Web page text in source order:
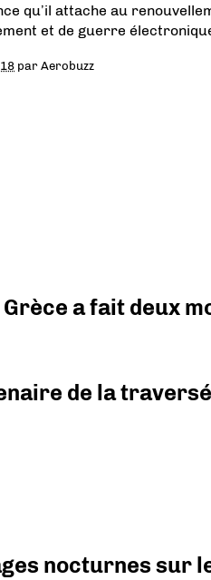
qu’il attache au
et de guerre
parAerobuzz
a fait deux
de la
nocturnes sur